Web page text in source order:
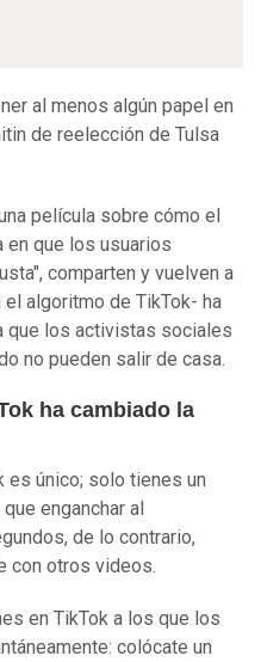
al menos algún papel en
de reelección de Tulsa
película sobre cómo el
que los usuarios
comparten y vuelven a
algoritmo de TikTok- ha
que los activistas sociales
no pueden salir de casa.
ha cambiado la
es único; solo tienes un
enganchar al
de lo contrario,
con otros videos.
en TikTok a los que los
colócate un